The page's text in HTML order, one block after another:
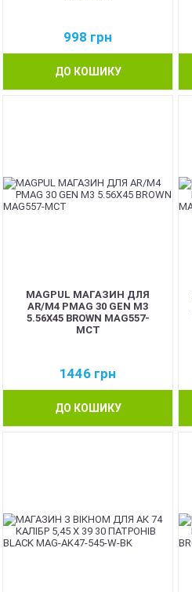
998 грн
ДО КОШИКУ
MAGPUL МАГАЗИН ДЛЯ
AR/M4 PMAG 30 GEN M3
5.56X45 BROWN MAG557-
MCT
1446 грн
ДО КОШИКУ